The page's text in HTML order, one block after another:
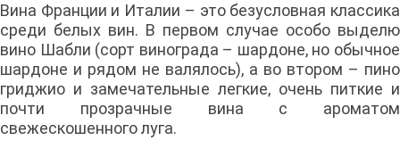
Вина Франции и Италии – это безусловная классика
среди белых вин. В первом случае особо выделю
вино Шабли (сорт винограда – шардоне, но обычное
шардоне и рядом не валялось), а во втором – пино
гриджио и замечательные легкие, очень питкие и
почти прозрачные вина с ароматом
свежескошенного луга.